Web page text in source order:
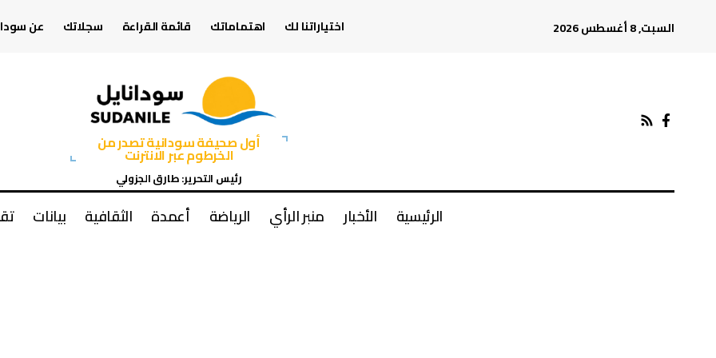
السبت, 8 أغسطس 2026 اختياراتنا لك اهتماماتك قائمة القراءة سجلاتك عن
أول صحيفة سودانية تصدر من
الخرطوم عبر الانترنت
رئيس التحرير: طارق الجزولي
الرئيسية الأخبار منبر الرأي الرياضة أعمدة الثقافية بيانات